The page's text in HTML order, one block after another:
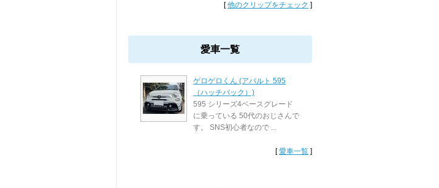
[他のクリップをチェック ]
愛車一覧
ゲロゲロくん (アバルト 595
（ハッチバック）)
595 シリーズ4ベースグレード
に乗っている 50代のおじさんで
す。 SNS初心者なので ...
[愛車一覧 ]